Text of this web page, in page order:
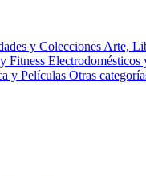
y Colecciones Arte,
Fitness Electrodomésticos
y Películas Otras